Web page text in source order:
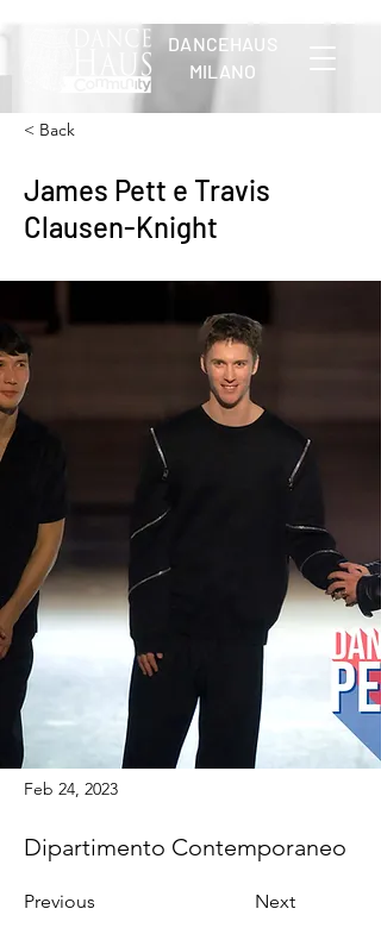
DANCEHAUS
MILANO
< Back
James Pett e Travis
Clausen-Knight
Feb 24, 2023
Dipartimento Contemporaneo
Previous Next